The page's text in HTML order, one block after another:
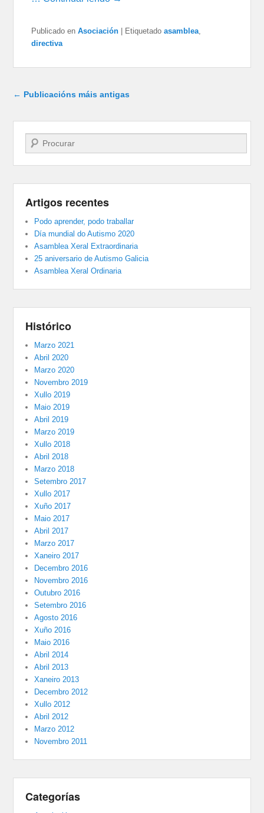
Publicado en Asociación | Etiquetado asamblea
directiva
Navegador de artigos
← Publicacións máis antigas
Buscar
Artigos recentes
Podo aprender, podo traballar
Día mundial do Autismo 2020
Asamblea Xeral Extraordinaria
25 aniversario de Autismo Galicia
Asamblea Xeral Ordinaria
Histórico
Marzo 2021
Abril 2020
Marzo 2020
Novembro 2019
Xullo 2019
Maio 2019
Abril 2019
Marzo 2019
Xullo 2018
Abril 2018
Marzo 2018
Setembro 2017
Xullo 2017
Xuño 2017
Maio 2017
Abril 2017
Marzo 2017
Xaneiro 2017
Decembro 2016
Novembro 2016
Outubro 2016
Setembro 2016
Agosto 2016
Xuño 2016
Maio 2016
Abril 2014
Abril 2013
Xaneiro 2013
Decembro 2012
Xullo 2012
Abril 2012
Marzo 2012
Novembro 2011
Categorías